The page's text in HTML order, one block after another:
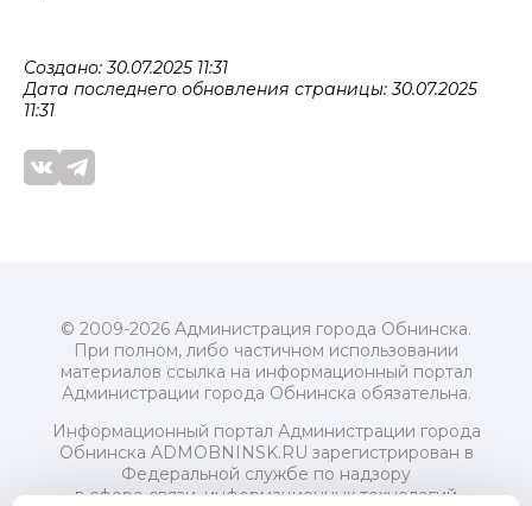
Создано: 30.07.2025 11:31
Дата последнего обновления страницы: 30.07.2025
11:31
© 2009-2026 Администрация города Обнинска.
При полном, либо частичном использовании
материалов ссылка на информационный портал
Администрации города Обнинска обязательна.
Информационный портал Администрации города
Обнинска ADMOBNINSK.RU зарегистрирован в
Федеральной службе по надзору
в сфере связи, информационных технологий